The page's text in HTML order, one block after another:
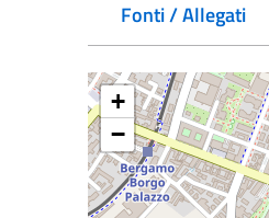
Fonti / Allegati
+
−